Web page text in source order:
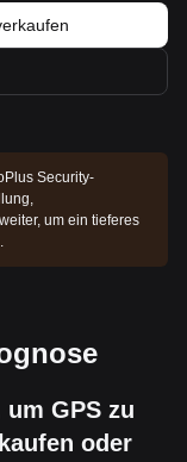
Security-
um ein tieferes
GPS zu
oder